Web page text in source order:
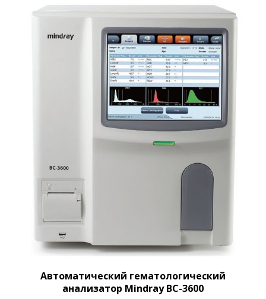
Автоматический гематологический
анализатор Mindray BC-3600